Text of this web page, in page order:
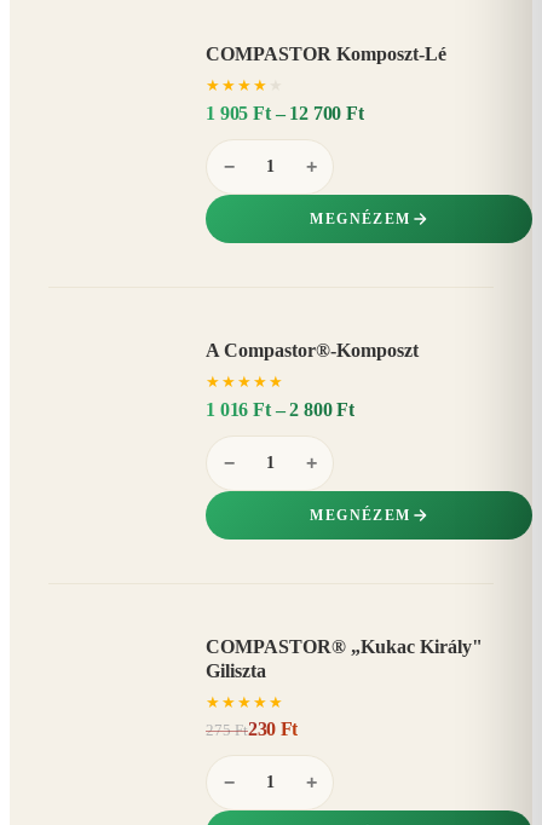
COMPASTOR Komposzt-Lé
★ ★ ★ ★
1 905 Ft – 12 700 Ft
− +
MEGNÉZEM
A Compastor®-Komposzt
★ ★ ★ ★ ★
1 016 Ft – 2 800 Ft
− +
MEGNÉZEM
COMPASTOR® „Kukac Király"
Giliszta
★ ★ ★ ★ ★
275 Ft230 Ft
− +